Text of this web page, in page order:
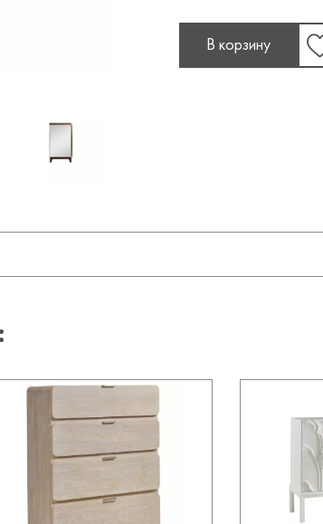
В корзину